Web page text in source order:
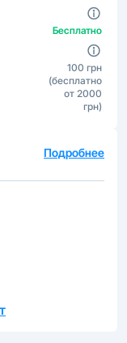
Бесплатно
100 грн
(бесплатно
от 2000
грн)
Подробнее